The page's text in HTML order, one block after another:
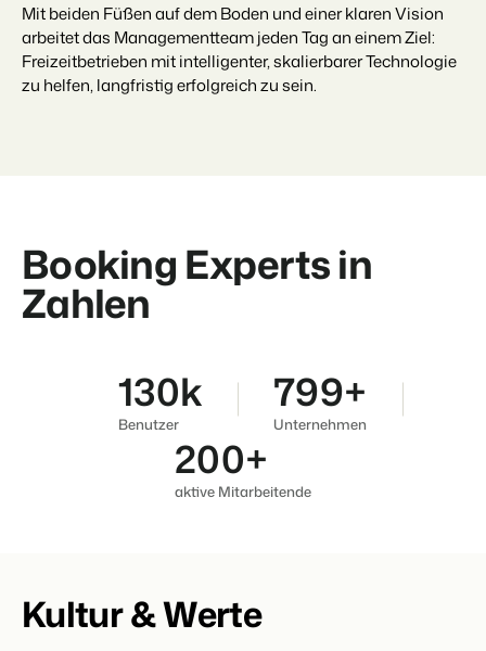
Mit beiden Füßen auf dem Boden und einer klaren Vision
arbeitet das Managementteam jeden Tag an einem Ziel:
Freizeitbetrieben mit intelligenter, skalierbarer Technologie
zu helfen, langfristig erfolgreich zu sein.
Booking Experts in
Zahlen
130k
Benutzer
800+
Unternehmen
200+
aktive Mitarbeitende
Kultur & Werte